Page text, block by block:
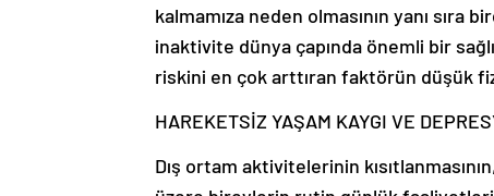
kalmamıza neden olmasının yanı sıra
inaktivite dünya çapında önemli bir
riskini en çok arttıran faktörün düşük
HAREKETSİZ YAŞAM KAYGI VE
Dış ortam aktivitelerinin